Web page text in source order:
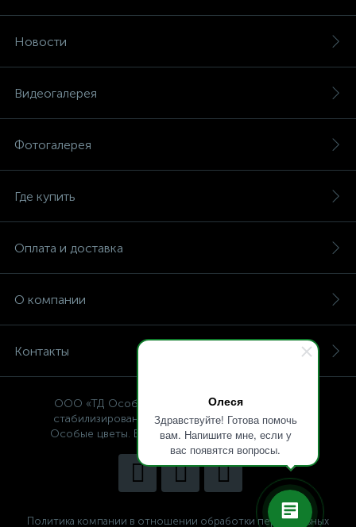
Олеся
Здравствуйте! Готова помочь
вам. Напишите мне, если у
вас появятся вопросы.
Новости
Видеогалерея
Фотогалерея
Где купить
Оплата и доставка
О компании
Контакты
ООО «ТД Особые цветы» — интернет-магазин
стабилизированных растений, © Specialflowers
Особые цветы. Все права защищены 2009-2025.
Политика компании в отношении обработки персональных